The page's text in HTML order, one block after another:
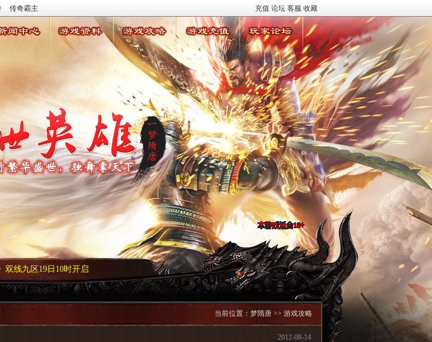
传奇霸主 充值 论坛 客服 收藏
双线九区19日10时开启
当前位置： 梦隋唐 >> 游戏攻略
2012-08-14